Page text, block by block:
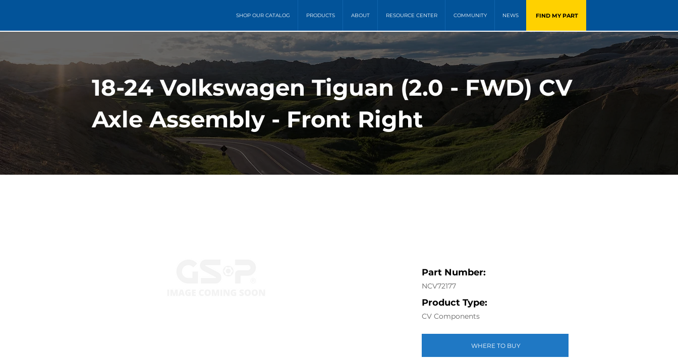
SHOP OUR CATALOG PRODUCTS ABOUT RESOURCE CENTER COMMUNITY NEWS FIND MY PART
18-24 Volkswagen Tiguan (2.0 - FWD) CV
Axle Assembly - Front Right
Part Number:
NCV72177
Product Type:
CV Components
WHERE TO BUY